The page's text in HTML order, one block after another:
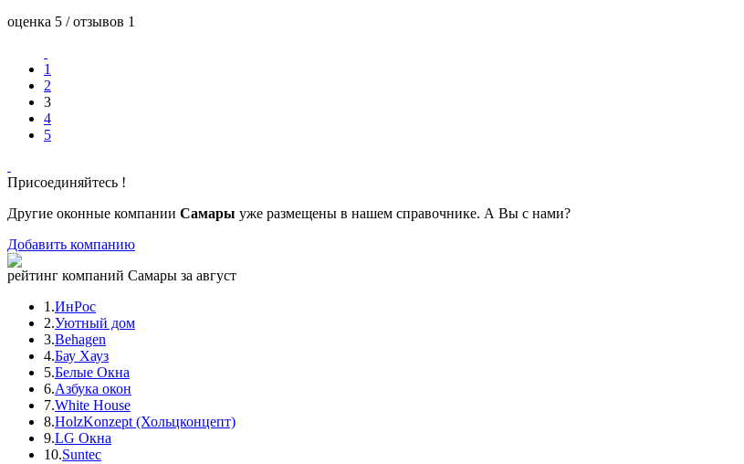
оценка 5 / отзывов 1
1
2
3
4
5
Присоединяйтесь !
Другие оконные компании Самары уже размещены в нашем справочнике. А Вы с нами?
Добавить компанию
рейтинг компаний Самары за август
1.ИнРос
2.Уютный дом
3.Behagen
4.Бау Хауз
5.Белые Окна
6.Азбука окон
7.White House
8.HolzKonzept (Хольцконцепт)
9.LG Окна
10.Suntec